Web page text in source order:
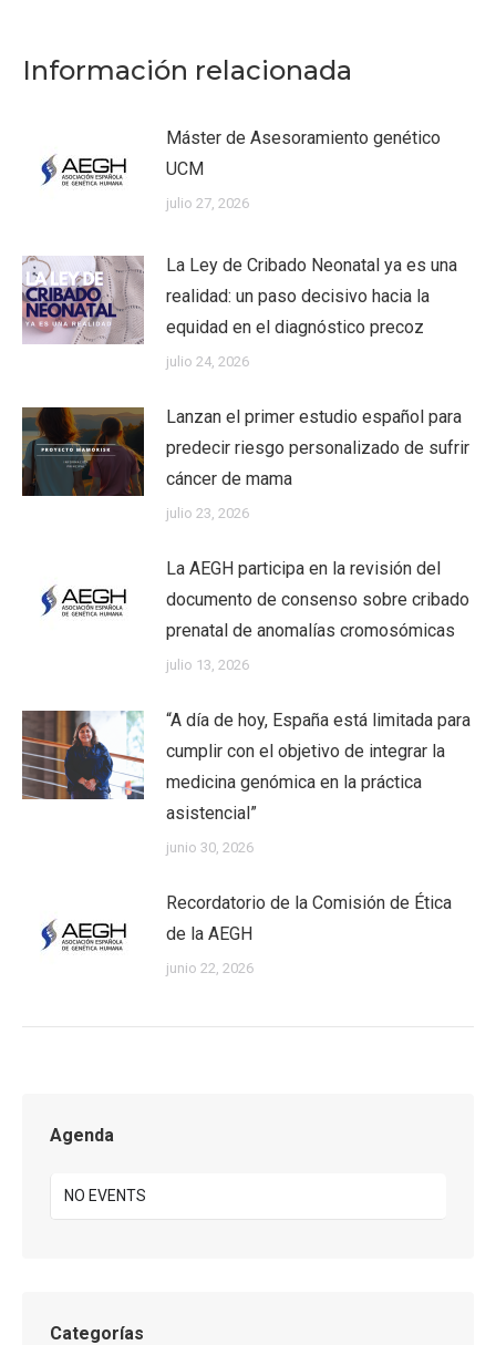
Información relacionada
Máster de Asesoramiento genético
UCM
julio 27, 2026
La Ley de Cribado Neonatal ya es una
realidad: un paso decisivo hacia la
equidad en el diagnóstico precoz
julio 24, 2026
Lanzan el primer estudio español para
predecir riesgo personalizado de sufrir
cáncer de mama
julio 23, 2026
La AEGH participa en la revisión del
documento de consenso sobre cribado
prenatal de anomalías cromosómicas
julio 13, 2026
“A día de hoy, España está limitada para
cumplir con el objetivo de integrar la
medicina genómica en la práctica
asistencial”
junio 30, 2026
Recordatorio de la Comisión de Ética
de la AEGH
junio 22, 2026
Agenda
NO EVENTS
Categorías